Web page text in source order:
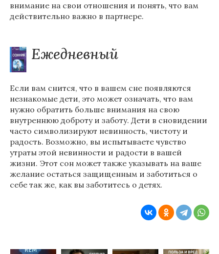
внимание на свои отношения и понять, что вам
действительно важно в партнере.
Ежедневный
Если вам снится, что в вашем сне появляются
незнакомые дети, это может означать, что вам
нужно обратить больше внимания на свою
внутреннюю доброту и заботу. Дети в сновидении
часто символизируют невинность, чистоту и
радость. Возможно, вы испытываете чувство
утраты этой невинности и радости в вашей
жизни. Этот сон может также указывать на ваше
желание остаться защищенным и заботиться о
себе так же, как вы заботитесь о детях.